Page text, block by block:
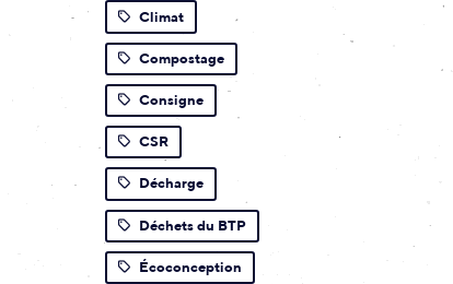
Climat
Compostage
Consigne
CSR
Décharge
Déchets du BTP
Écoconception